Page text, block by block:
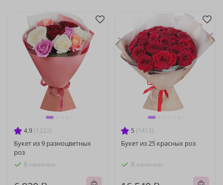
4.9 (1222)
Букет из 9 разноцветных
роз
В наличии
5 (1413)
Букет из 25 красных роз
В наличии